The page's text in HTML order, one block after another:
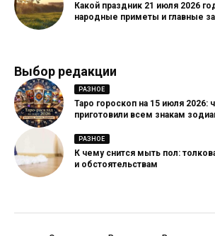
Какой праздник 21 июля 2026
народные приметы и главные
Выбор редакции
РАЗНОЕ
Таро гороскоп на 15 июля 2026:
приготовили всем знакам
РАЗНОЕ
К чему снится мыть пол:
и обстоятельствам